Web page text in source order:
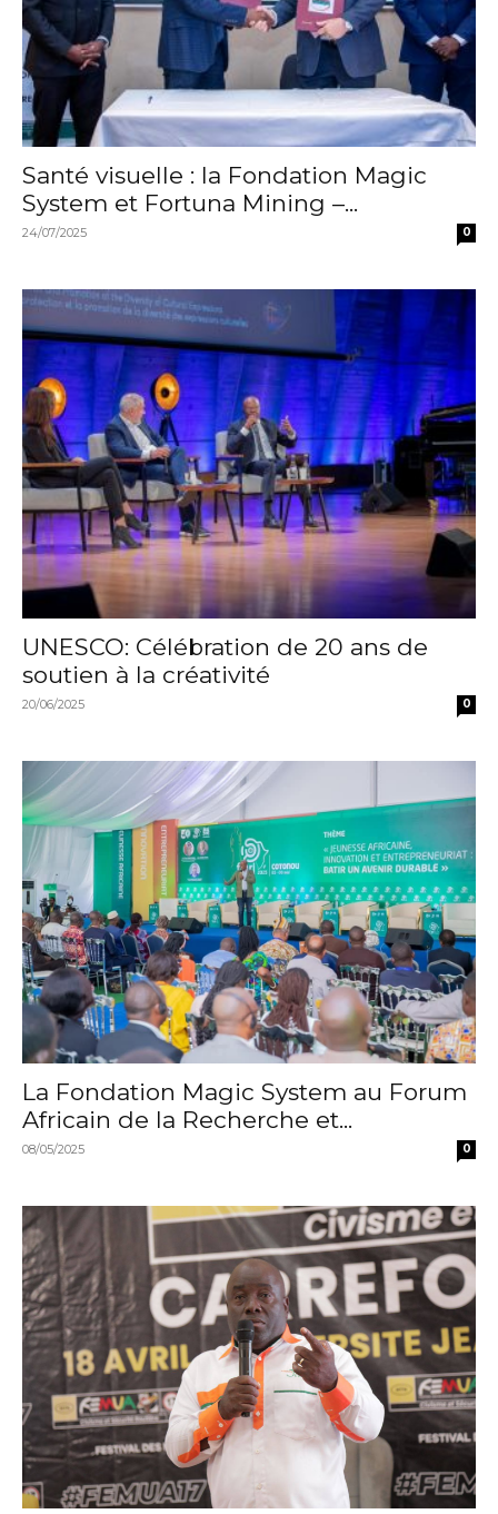
Santé visuelle : la Fondation Magic
System et Fortuna Mining –...
24/07/2025 0
UNESCO: Célébration de 20 ans de
soutien à la créativité
20/06/2025 0
La Fondation Magic System au Forum
Africain de la Recherche et...
08/05/2025 0